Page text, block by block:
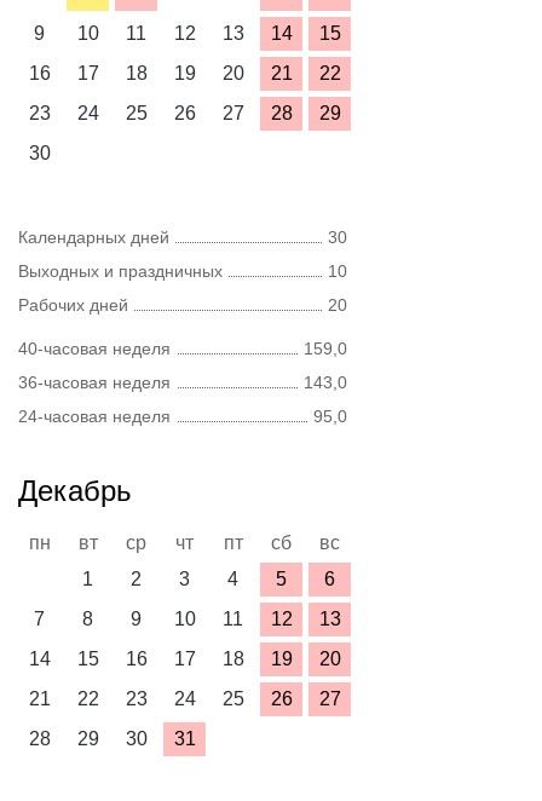
9
10 11 12 13 14
15
16
17 18 19 20 21
22
23
24 25 26 27 28
29
30
Календарных дней
30
Выходных и праздничных
10
Рабочих дней
20
40-часовая неделя
159,0
36-часовая неделя
143,0
24-часовая неделя
95,0
Декабрь
пн вт ср чт пт сб
вс
1
2 3 4 5
6
7
8 9 10 11 12
13
14
15 16 17 18 19
20
21
22 23 24 25 26
27
28
29 30 31